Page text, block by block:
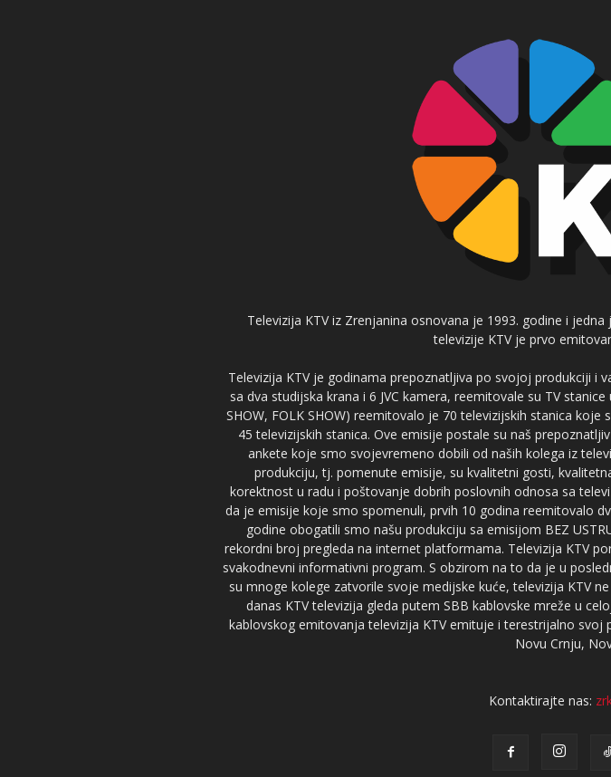
Televizija KTV iz Zrenjanina osnovana je 1993. godine i
televizije KTV je prvo
Televizija KTV je godinama prepoznatljiva po svojoj produkciji i
sa dva studijska krana i 6 JVC kamera, reemitovale su TV
SHOW, FOLK SHOW) reemitovalo je 70 televizijskih stanica
45 televizijskih stanica. Ove emisije postale su naš
ankete koje smo svojevremeno dobili od naših kolega iz
produkciju, tj. pomenute emisije, su kvalitetni gosti,
korektnost u radu i poštovanje dobrih poslovnih odnosa sa
da je emisije koje smo spomenuli, prvih 10 godina reemitovalo
godine obogatili smo našu produkciju sa emisijom BEZ
rekordni broj pregleda na internet platformama. Televizija KTV
svakodnevni informativni program. S obzirom na to da je u
su mnoge kolege zatvorile svoje medijske kuće, televizija KTV
danas KTV televizija gleda putem SBB kablovske mreže u
kablovskog emitovanja televizija KTV emituje i terestrijalno
Novu Crnju,
Kontaktirajte nas: